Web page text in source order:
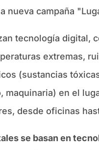
nueva campaña
tecnología digital,
extremas,
(sustancias
maquinaria) en el
desde oficinas
se basan en